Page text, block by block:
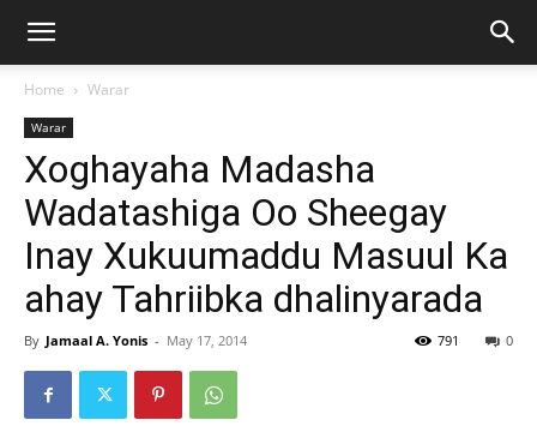
Home Warar
Warar
Xoghayaha Madasha
Wadatashiga Oo Sheegay
Inay Xukuumaddu Masuul Ka
ahay Tahriibka dhalinyarada
By Jamaal A. Yonis - May 17, 2014 0
791